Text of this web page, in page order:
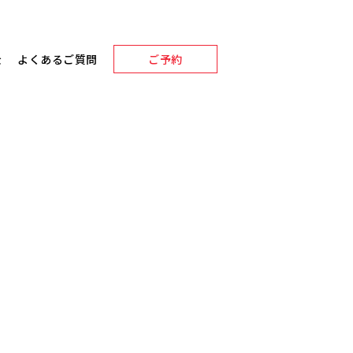
よくあるご質問 ご予約